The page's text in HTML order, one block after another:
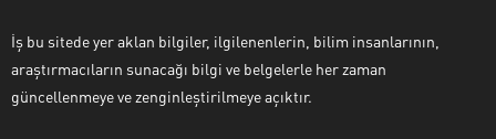
İş bu sitede yer aklan bilgiler, ilgilenenlerin, bilim insanlarının,
araştırmacıların sunacağı bilgi ve belgelerle her zaman
güncellenmeye ve zenginleştirilmeye açıktır.